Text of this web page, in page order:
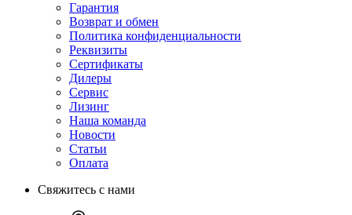
Гарантия
Возврат и обмен
Политика конфиденциальности
Реквизиты
Сертификаты
Дилеры
Сервис
Лизинг
Наша команда
Новости
Статьи
Оплата
Свяжитесь с нами